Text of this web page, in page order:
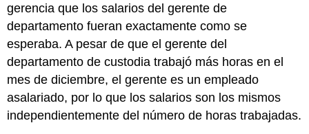
gerencia que los salarios del gerente de
departamento fueran exactamente como se
esperaba. A pesar de que el gerente del
departamento de custodia trabajó más horas en el
mes de diciembre, el gerente es un empleado
asalariado, por lo que los salarios son los mismos
independientemente del número de horas trabajadas.